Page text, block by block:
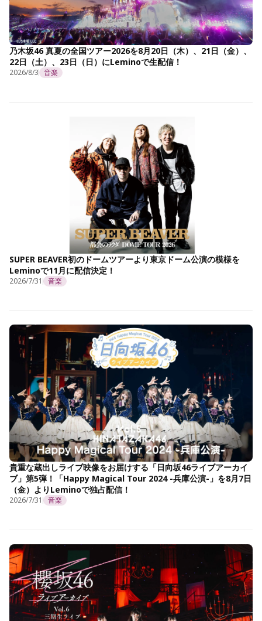
乃木坂46 真夏の全国ツアー2026を8月20日（木）、21日（金）、
22日（土）、23日（日）にLeminoで生配信！
2026/8/3 音楽
SUPER BEAVER初のドームツアーより東京ドーム公演の模様を
Leminoで11月に配信決定！
2026/7/31 音楽
貴重な蔵出しライブ映像をお届けする「日向坂46ライブアーカイ
ブ」第5弾！「Happy Magical Tour 2024 -兵庫公演-」を8月7日
（金）よりLeminoで独占配信！
2026/7/31 音楽